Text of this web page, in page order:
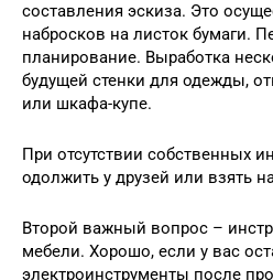
составления эскиза. Это
набросков на листок бумаги.
планирование. Выработка
будущей стенки для одежды,
или шкафа-купе.
При отсутствии собственных
одолжить у друзей или взять
Второй важный вопрос –
мебели. Хорошо, если у вас
электроинструменты после